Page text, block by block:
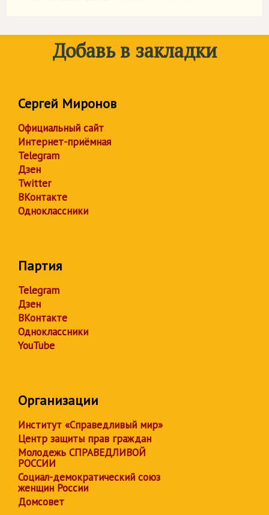
Добавь в закладки
Сергей Миронов
Официальный сайт
Интернет-приёмная
Telegram
Дзен
Twitter
ВКонтакте
Одноклассники
Партия
Telegram
Дзен
ВКонтакте
Одноклассники
YouTube
Организации
Институт «Справедливый мир»
Центр защиты прав граждан
Молодежь СПРАВЕДЛИВОЙ
РОССИИ
Социал-демократический союз
женщин России
Домсовет